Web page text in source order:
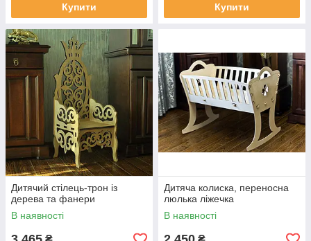
Купити Купити
Дитячий стілець-трон із
дерева та фанери
В наявності
Дитяча колиска, переносна
люлька ліжечка
В наявності